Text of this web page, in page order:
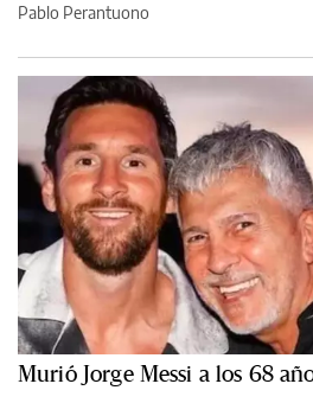
Pablo Perantuono
Murió Jorge Messi a los 68